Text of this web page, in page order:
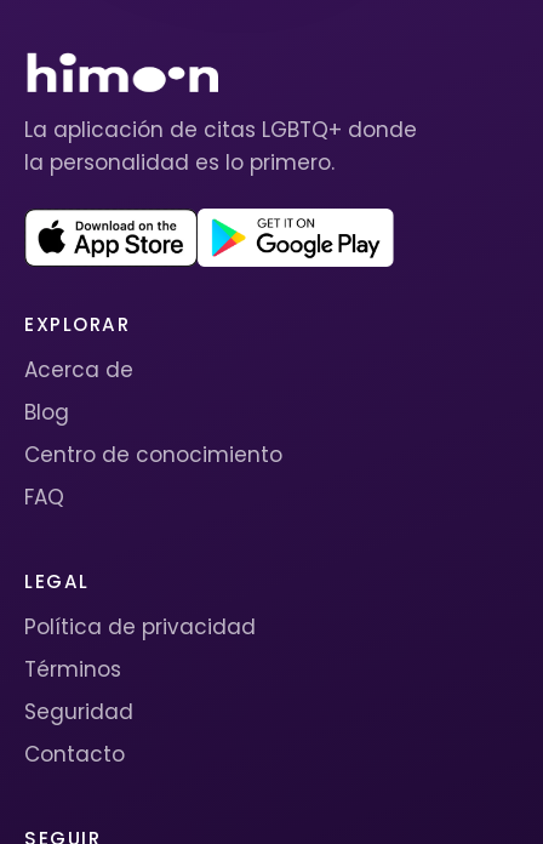
La aplicación de citas LGBTQ+ donde
la personalidad es lo primero.
EXPLORAR
Acerca de
Blog
Centro de conocimiento
FAQ
LEGAL
Política de privacidad
Términos
Seguridad
Contacto